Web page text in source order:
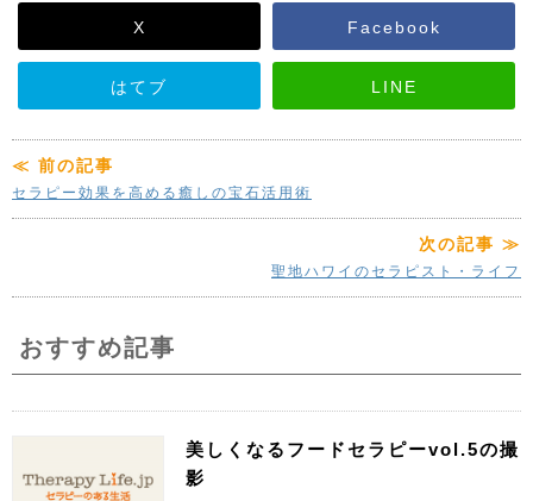
X Facebook
はてブ LINE
≪ 前の記事
セラピー効果を高める癒しの宝石活用術
次の記事 ≫
聖地ハワイのセラピスト・ライフ
おすすめ記事
美しくなるフードセラピーvol.5の撮
影